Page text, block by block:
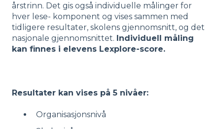
årstrinn. Det gis også individuelle målinger for
hver lese- komponent og vises sammen med
tidligere resultater, skolens gjennomsnitt, og det
nasjonale gjennomsnittet. Individuell måling
kan finnes i elevens Lexplore-score.
Resultater kan vises på 5 nivåer:
Organisasjonsnivå